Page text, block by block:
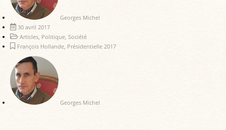
Georges Michel
30 avril 2017
Articles, Politique, Société
François Hollande, Présidentielle 2017
Georges Michel